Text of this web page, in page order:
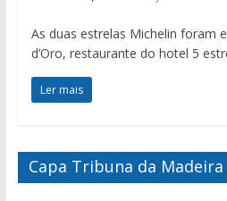
As duas estrelas Michelin foram
d’Oro, restaurante do hotel 5
Ler mais
Capa Tribuna da Madeira